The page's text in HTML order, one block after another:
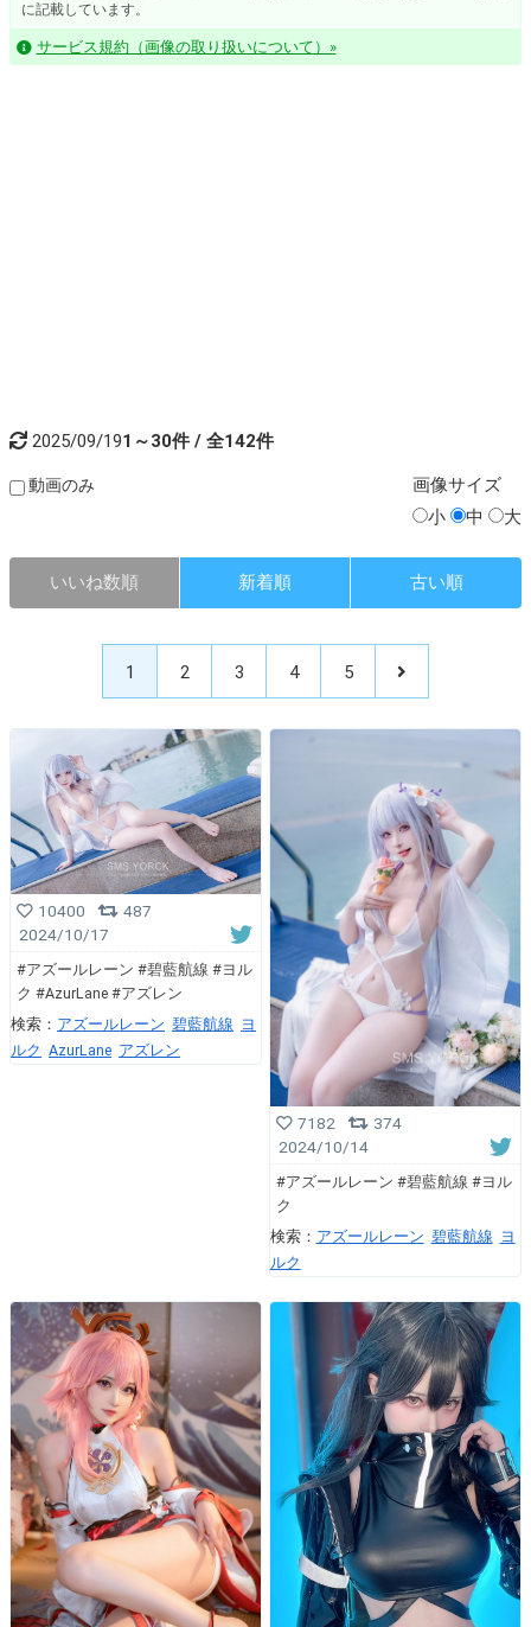
に記載しています。
サービス規約（画像の取り扱いについて）»
2025/09/191～30件 / 全142件
動画のみ 画像サイズ
小
中 大
いいね数順 新着順 古い順
1 2 3 4 5
10400
487
2024/10/17
#アズールレーン #碧藍航線 #ヨル
ク #AzurLane #アズレン
検索： アズールレーン 碧藍航線 ヨ
ルク AzurLane アズレン
7182
374
2024/10/14
#アズールレーン #碧藍航線 #ヨル
ク
検索： アズールレーン 碧藍航線 ヨ
ルク